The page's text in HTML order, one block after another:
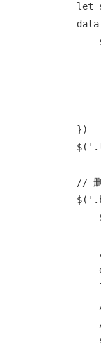
let str
str +=
<p
<p
<a
</
})
$('.task-
// 删除
$('.btn-
let data =
// 获取自
// 重新加载页
//